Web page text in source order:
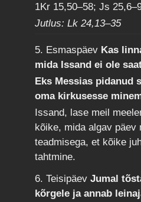
1Kr 15,50–58; Js
Jutlus: Lk 24,13–35
5. Esmaspäev Kas
mida Issand ei ole
Eks Messias pidanud
oma kirkusesse
Issand, lase meil
kõike, mida algav päev
teadmisega, et kõike
tahtmine.
6. TeisipäevJumal
kõrgele ja annab